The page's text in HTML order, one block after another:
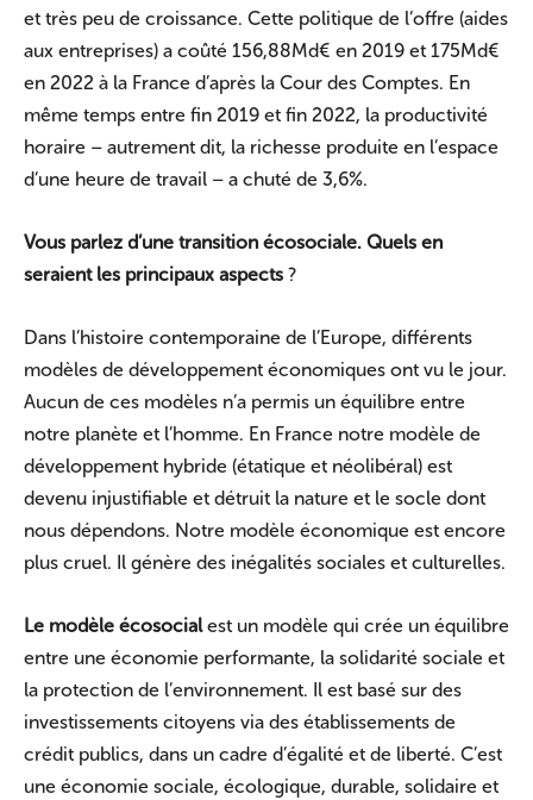
et très peu de croissance. Cette politique de l’offre (aides
aux entreprises) a coûté 156,88Md€ en 2019 et 175Md€
en 2022 à la France d’après la Cour des Comptes. En
même temps entre fin 2019 et fin 2022, la productivité
horaire – autrement dit, la richesse produite en l’espace
d’une heure de travail – a chuté de 3,6%.
Vous parlez d’une transition écosociale. Quels en
seraient les principaux aspects ?
Dans l’histoire contemporaine de l’Europe, différents
modèles de développement économiques ont vu le jour.
Aucun de ces modèles n’a permis un équilibre entre
notre planète et l’homme. En France notre modèle de
développement hybride (étatique et néolibéral) est
devenu injustifiable et détruit la nature et le socle dont
nous dépendons. Notre modèle économique est encore
plus cruel. Il génère des inégalités sociales et culturelles.
Le modèle écosocialest un modèle qui crée un équilibre
entre une économie performante, la solidarité sociale et
la protection de l’environnement. Il est basé sur des
investissements citoyens via des établissements de
crédit publics, dans un cadre d’égalité et de liberté. C’est
une économie sociale, écologique, durable, solidaire et